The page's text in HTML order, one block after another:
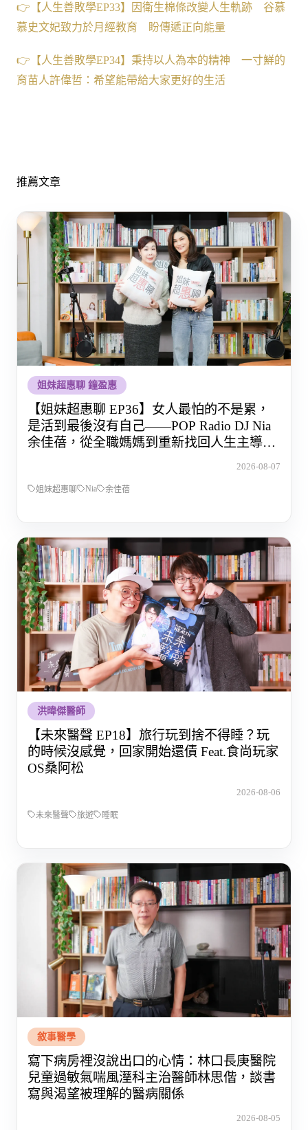
👉【人生善敗學EP33】因衛生棉條改變人生軌跡 谷慕
慕史文妃致力於月經教育 盼傳遞正向能量
👉【人生善敗學EP34】秉持以人為本的精神 一寸鮮的
育苗人許偉哲：希望能帶給大家更好的生活
推薦文章
姐妹超惠聊 鐘盈惠
【姐妹超惠聊 EP36】女人最怕的不是累，
是活到最後沒有自己——POP Radio DJ Nia
余佳蓓，從全職媽媽到重新找回人生主導權
2026-08-07
姐妹超惠聊 Nia 余佳蓓
洪暐傑醫師
【未來醫聲 EP18】旅行玩到捨不得睡？玩
的時候沒感覺，回家開始還債 Feat.食尚玩家
OS桑阿松
2026-08-06
未來醫聲 旅遊 睡眠
敘事醫學
寫下病房裡沒說出口的心情：林口長庚醫院
兒童過敏氣喘風溼科主治醫師林思偕，談書
寫與渴望被理解的醫病關係
2026-08-05